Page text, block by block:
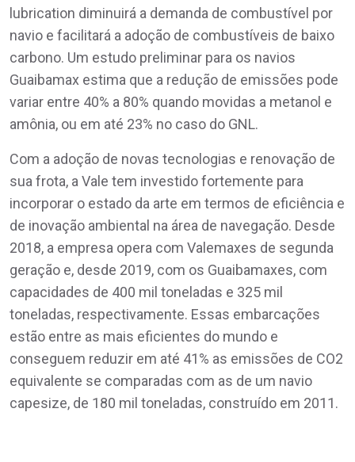
lubrication diminuirá a demanda de combustível por
navio e facilitará a adoção de combustíveis de baixo
carbono. Um estudo preliminar para os navios
Guaibamax estima que a redução de emissões pode
variar entre 40% a 80% quando movidas a metanol e
amônia, ou em até 23% no caso do GNL.
Com a adoção de novas tecnologias e renovação de
sua frota, a Vale tem investido fortemente para
incorporar o estado da arte em termos de eficiência e
de inovação ambiental na área de navegação. Desde
2018, a empresa opera com Valemaxes de segunda
geração e, desde 2019, com os Guaibamaxes, com
capacidades de 400 mil toneladas e 325 mil
toneladas, respectivamente. Essas embarcações
estão entre as mais eficientes do mundo e
conseguem reduzir em até 41% as emissões de CO2
equivalente se comparadas com as de um navio
capesize, de 180 mil toneladas, construído em 2011.